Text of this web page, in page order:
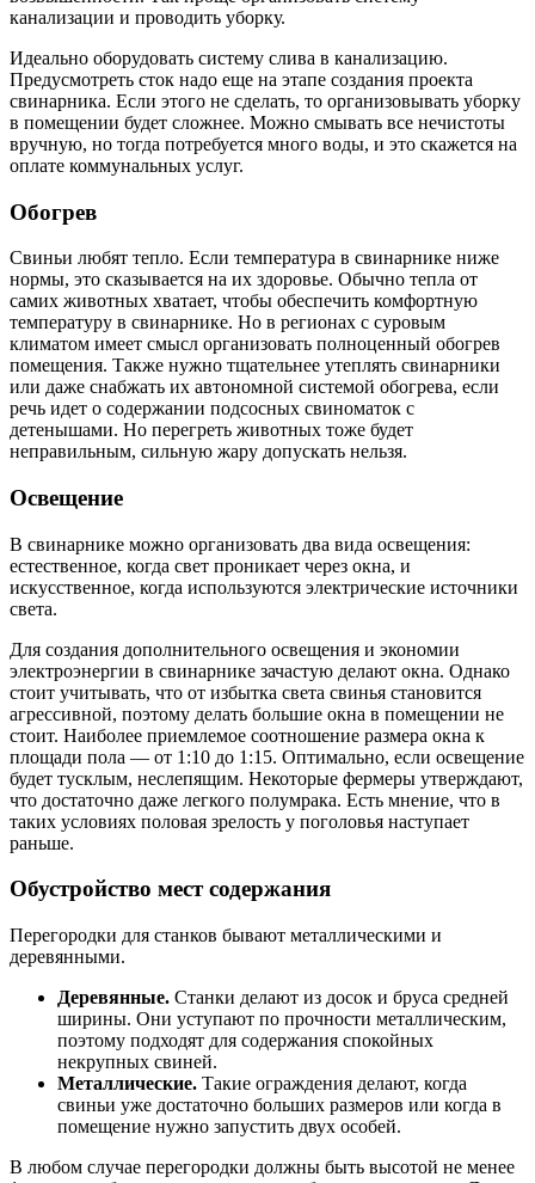
канализации и проводить уборку.
Идеально оборудовать систему слива в канализацию.
Предусмотреть сток надо еще на этапе создания проекта
свинарника. Если этого не сделать, то организовывать уборку
в помещении будет сложнее. Можно смывать все нечистоты
вручную, но тогда потребуется много воды, и это скажется на
оплате коммунальных услуг.
Обогрев
Свиньи любят тепло. Если температура в свинарнике ниже
нормы, это сказывается на их здоровье. Обычно тепла от
самих животных хватает, чтобы обеспечить комфортную
температуру в свинарнике. Но в регионах с суровым
климатом имеет смысл организовать полноценный обогрев
помещения. Также нужно тщательнее утеплять свинарники
или даже снабжать их автономной системой обогрева, если
речь идет о содержании подсосных свиноматок с
детенышами. Но перегреть животных тоже будет
неправильным, сильную жару допускать нельзя.
Освещение
В свинарнике можно организовать два вида освещения:
естественное, когда свет проникает через окна, и
искусственное, когда используются электрические источники
света.
Для создания дополнительного освещения и экономии
электроэнергии в свинарнике зачастую делают окна. Однако
стоит учитывать, что от избытка света свинья становится
агрессивной, поэтому делать большие окна в помещении не
стоит. Наиболее приемлемое соотношение размера окна к
площади пола — от 1:10 до 1:15. Оптимально, если освещение
будет тусклым, неслепящим. Некоторые фермеры утверждают,
что достаточно даже легкого полумрака. Есть мнение, что в
таких условиях половая зрелость у поголовья наступает
раньше.
Обустройство мест содержания
Перегородки для станков бывают металлическими и
деревянными.
Деревянные. Станки делают из досок и бруса средней
ширины. Они уступают по прочности металлическим,
поэтому подходят для содержания спокойных
некрупных свиней.
Металлические. Такие ограждения делают, когда
свиньи уже достаточно больших размеров или когда в
помещение нужно запустить двух особей.
В любом случае перегородки должны быть высотой не менее